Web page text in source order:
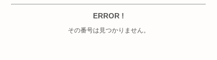
ERROR !
その番号は見つかりません。